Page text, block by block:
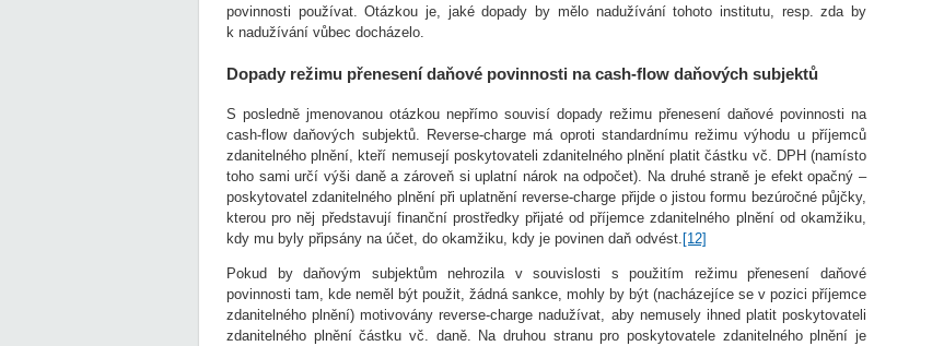
povinnosti používat. Otázkou je, jaké dopady by mělo nadužívání tohoto institutu, resp. zda by
k nadužívání vůbec docházelo.
Dopady režimu přenesení daňové povinnosti na cash-flow daňových subjektů
S posledně jmenovanou otázkou nepřímo souvisí dopady režimu přenesení daňové povinnosti na
cash-flow daňových subjektů. Reverse-charge má oproti standardnímu režimu výhodu u příjemců
zdanitelného plnění, kteří nemusejí poskytovateli zdanitelného plnění platit částku vč. DPH (namísto
toho sami určí výši daně a zároveň si uplatní nárok na odpočet). Na druhé straně je efekt opačný –
poskytovatel zdanitelného plnění při uplatnění reverse-charge přijde o jistou formu bezúročné půjčky,
kterou pro něj představují finanční prostředky přijaté od příjemce zdanitelného plnění od okamžiku,
kdy mu byly připsány na účet, do okamžiku, kdy je povinen daň odvést. [12]
Pokud by daňovým subjektům nehrozila v souvislosti s použitím režimu přenesení daňové
povinnosti tam, kde neměl být použit, žádná sankce, mohly by být (nacházejíce se v pozici příjemce
zdanitelného plnění) motivovány reverse-charge nadužívat, aby nemusely ihned platit poskytovateli
zdanitelného plnění částku vč. daně. Na druhou stranu pro poskytovatele zdanitelného plnění je